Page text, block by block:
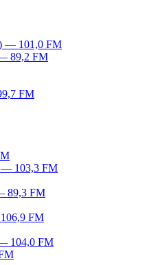
— 101,0 FM
89,2 FM
FM
— 103,3 FM
89,3 FM
FM
104,0 FM